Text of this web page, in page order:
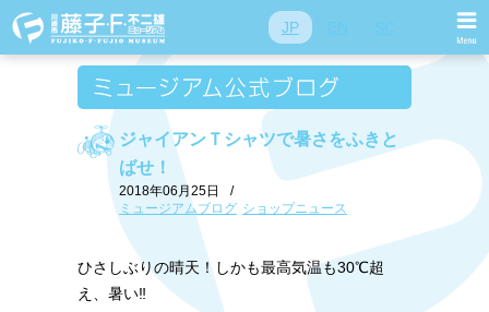
JP
ジャイアンＴシャツで暑さをふきと
ばせ！
2018年06月25日
/
ミュージアムブログ ショップニュース
ひさしぶりの晴天！しかも最高気温も30℃超
え、暑い‼